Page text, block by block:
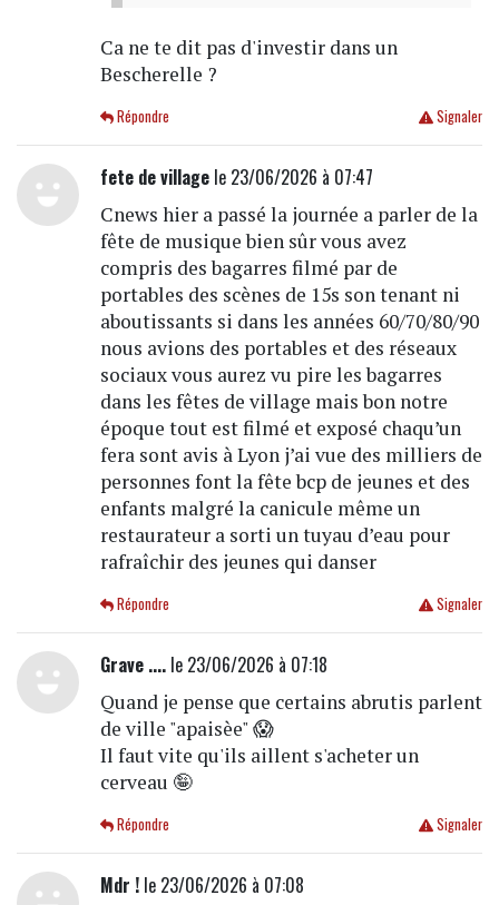
Ca ne te dit pas d'investir dans un
Bescherelle ?
Signaler
Répondre
fete de villagele 23/06/2026 à 07:47
Cnews hier a passé la journée a parler de la
fête de musique bien sûr vous avez
compris des bagarres filmé par de
portables des scènes de 15s son tenant ni
aboutissants si dans les années 60/70/80/90
nous avions des portables et des réseaux
sociaux vous aurez vu pire les bagarres
dans les fêtes de village mais bon notre
époque tout est filmé et exposé chaqu’un
fera sont avis à Lyon j’ai vue des milliers de
personnes font la fête bcp de jeunes et des
enfants malgré la canicule même un
restaurateur a sorti un tuyau d’eau pour
rafraîchir des jeunes qui danser
Signaler
Répondre
Grave ....le 23/06/2026 à 07:18
Quand je pense que certains abrutis parlent
de ville "apaisèe" 😱
Il faut vite qu'ils aillent s'acheter un
cerveau 🤪
Signaler
Répondre
Mdr !le 23/06/2026 à 07:08